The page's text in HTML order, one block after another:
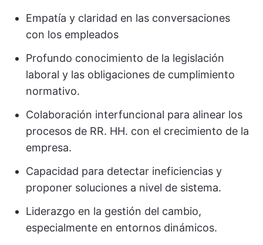
Empatía y claridad en las conversaciones
con los empleados
Profundo conocimiento de la legislación
laboral y las obligaciones de cumplimiento
normativo.
Colaboración interfuncional para alinear los
procesos de RR. HH. con el crecimiento de la
empresa.
Capacidad para detectar ineficiencias y
proponer soluciones a nivel de sistema.
Liderazgo en la gestión del cambio,
especialmente en entornos dinámicos.